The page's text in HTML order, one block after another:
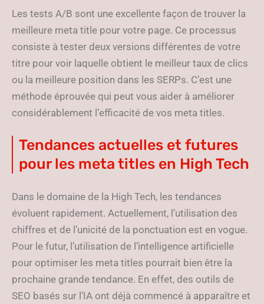
Les tests A/B sont une excellente façon de trouver la
meilleure meta title pour votre page. Ce processus
consiste à tester deux versions différentes de votre
titre pour voir laquelle obtient le meilleur taux de clics
ou la meilleure position dans les SERPs. C’est une
méthode éprouvée qui peut vous aider à améliorer
considérablement l’efficacité de vos meta titles.
Tendances actuelles et futures
pour les meta titles en High Tech
Dans le domaine de la High Tech, les tendances
évoluent rapidement. Actuellement, l’utilisation des
chiffres et de l’unicité de la ponctuation est en vogue.
Pour le futur, l’utilisation de l’intelligence artificielle
pour optimiser les meta titles pourrait bien être la
prochaine grande tendance. En effet, des outils de
SEO basés sur l’IA ont déjà commencé à apparaître et